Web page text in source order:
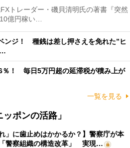
トレーダー・磯貝清明氏の著書『突然
億円稼い…
ンジ！ 種銭は差し押さえを免れた”ヒ
…
％！ 毎日5万円超の延滞税が積み上が
一覧を見る
ポンの活路」
」に歯止めはかかるか？】警察庁が本
警察組織の構造改革」 実現…